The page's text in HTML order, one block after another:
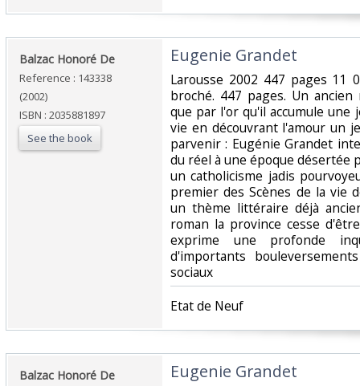
‎Balzac Honoré De‎
Reference : 143338
(2002)
ISBN : 2035881897
See the book
‎Eugenie Grandet‎
‎Larousse 2002 447 pages 11
broché. 447 pages. Un
que par l'or qu'il accumule une
vie en découvrant l'amour un
parvenir : Eugénie Grandet
du réel à une époque désertée
un catholicisme jadis
premier des Scènes de la vie
un thème littéraire déjà
roman la province cesse
exprime une profonde
d'importants
sociaux‎
‎Etat de Neuf‎
‎Balzac Honoré De‎ ‎Eugenie Grandet‎